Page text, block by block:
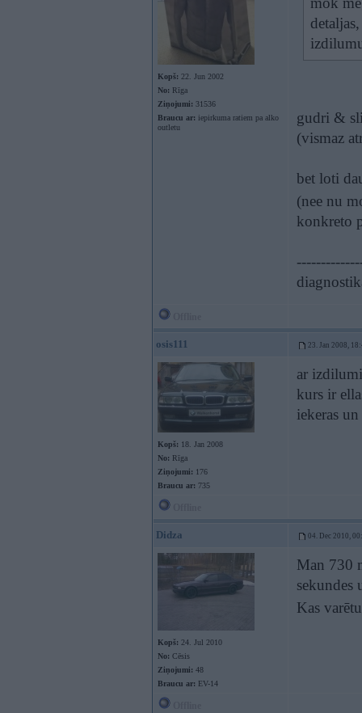
Kopš: 22. Jun 2002
No: Rīga
Ziņojumi: 31536
Braucu ar: iepirkuma ratiem pa alko
outletu
gudri &
(vismaz
bet loti
(nee nu
konkreto
osis111 23. Jan 2008,
Kopš: 18. Jan 2008
No: Rīga
Ziņojumi: 176
Braucu ar: 735
ar
kurs ir
iekeras
Didza 04. Dec 2010,
Kopš: 24. Jul 2010
No: Cēsis
Ziņojumi: 48
Braucu ar: EV-14
Man 730
sekundes
Kas